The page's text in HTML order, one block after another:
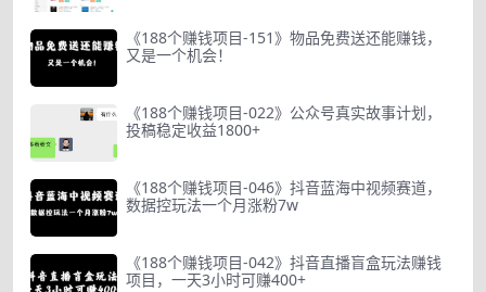
《188个赚钱项目-151》物品免费送还能赚钱，
又是一个机会！
《188个赚钱项目-022》公众号真实故事计划，
投稿稳定收益1800+
《188个赚钱项目-046》抖音蓝海中视频赛道，
数据控玩法一个月涨粉7w
《188个赚钱项目-042》抖音直播盲盒玩法赚钱
项目，一天3小时可赚400+